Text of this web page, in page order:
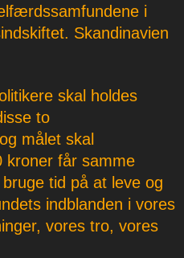
i
Skandinavien
skal holdes
to
målet skal
får samme
tid på at leve og
indblanden i vores
vores tro, vores